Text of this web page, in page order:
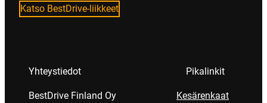
Katso BestDrive-liikkeet
Yhteystiedot
BestDrive Finland Oy
Pikalinkit
Kesärenkaat